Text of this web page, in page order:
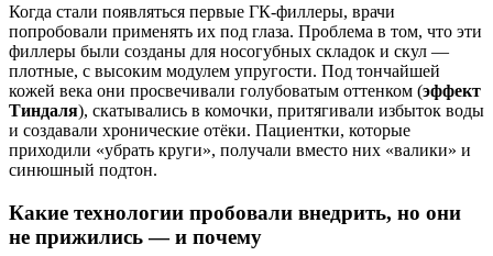
Когда стали появляться первые ГК-филлеры, врачи
попробовали применять их под глаза. Проблема в том, что эти
филлеры были созданы для носогубных складок и скул —
плотные, с высоким модулем упругости. Под тончайшей
кожей века они просвечивали голубоватым оттенком (эффект
Тиндаля), скатывались в комочки, притягивали избыток воды
и создавали хронические отёки. Пациентки, которые
приходили «убрать круги», получали вместо них «валики» и
синюшный подтон.
Какие технологии пробовали внедрить, но они
не прижились — и почему